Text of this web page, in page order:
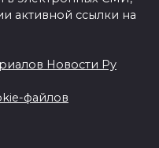
активной ссылки на
Новости Ру
файлов